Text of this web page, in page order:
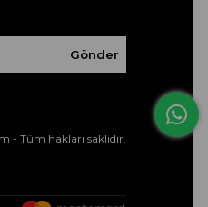
Gönder
- Tüm hakları saklıdır.